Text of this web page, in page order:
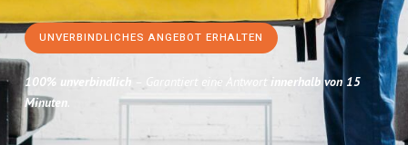
UNVERBINDLICHES ANGEBOT ERHALTEN
100% unverbindlich – Garantiert eine Antwort innerhalb von 15
Minuten.